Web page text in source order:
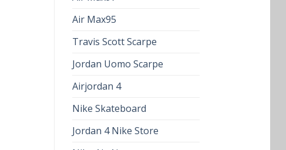
Air Max95
Travis Scott Scarpe
Jordan Uomo Scarpe
Airjordan 4
Nike Skateboard
Jordan 4 Nike Store